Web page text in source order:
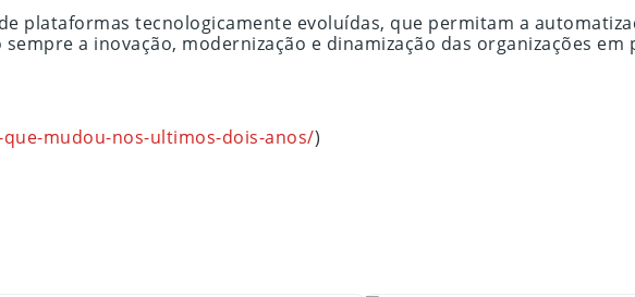
plataformas tecnologicamente evoluídas, que permitam a
a inovação, modernização e dinamização das organizações em
mudou-nos-ultimos-dois-anos/)